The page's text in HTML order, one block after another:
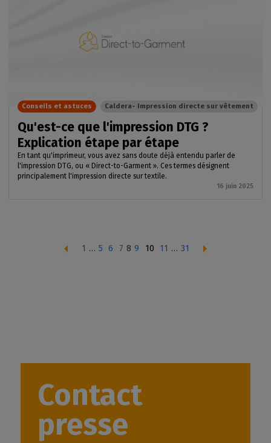
Qu'est-ce que l'impression DTG ?
Explication étape par étape
En tant qu'imprimeur, vous avez sans doute déjà entendu parler de
l'impression DTG, ou « Direct-to-Garment ». Ces termes désignent
principalement l'impression directe sur textile.
16 juin 2025
Conseils et astuces Caldera- Impression directe sur vêtement
1 … 5 6 7 8 9 10 11 … 31
Contact
presse